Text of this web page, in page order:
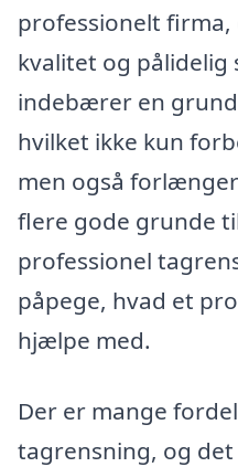
professionelt firma,
kvalitet og pålidelig
indebærer en
hvilket ikke kun
men også
flere gode grunde
professionel
påpege, hvad et
hjælpe med.
Der er mange
tagrensning, og